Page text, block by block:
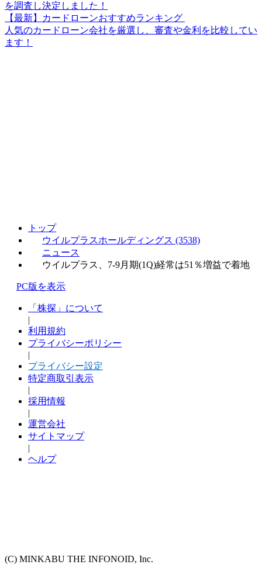
を調査し決定しました！
【最新】カードローンおすすめランキング
人気のカードローン会社を厳選し、審査や金利を比較してい
ます！
トップ
ウイルプラスホールディングス (3538)
ニュース
ウイルプラス、7-9月期(1Q)経常は51％増益で着地
PC版を表示
「株探」について
|
利用規約
プライバシーポリシー
|
プライバシー設定
特定商取引表示
|
採用情報
|
運営会社
サイトマップ
|
ヘルプ
(C) MINKABU THE INFONOID, Inc.